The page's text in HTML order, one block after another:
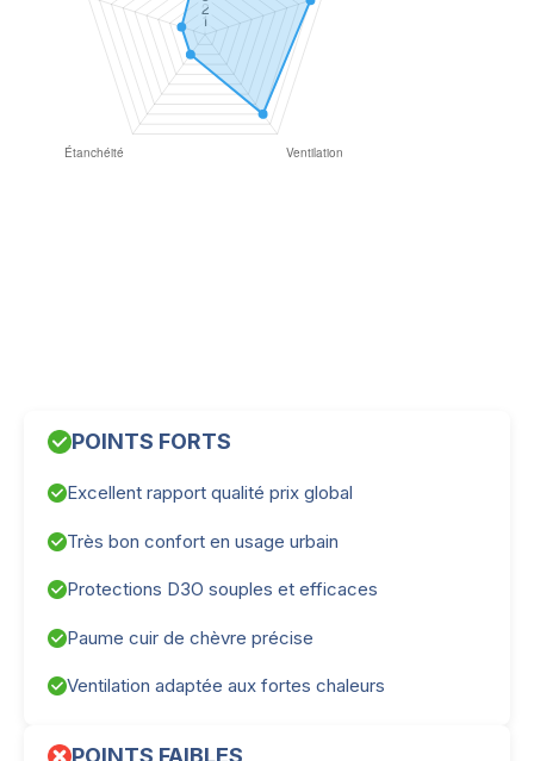
POINTS FORTS
Excellent rapport qualité prix global
Très bon confort en usage urbain
Protections D3O souples et efficaces
Paume cuir de chèvre précise
Ventilation adaptée aux fortes chaleurs
POINTS FAIBLES